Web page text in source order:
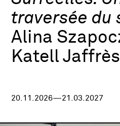
traversée du
Alina
Katell Jaffrès
20.11.2026—21.03.2027